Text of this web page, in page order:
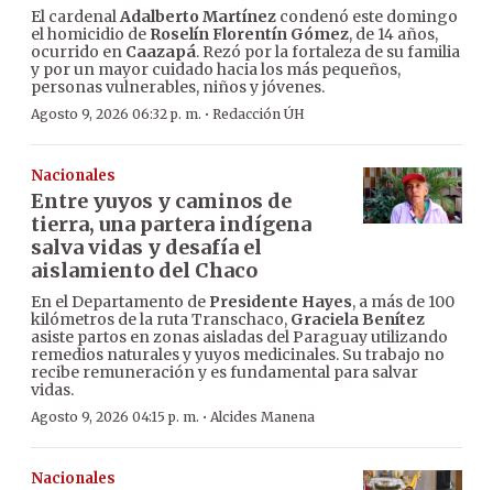
El cardenalAdalberto Martínez condenó este domingo
el homicidio de Roselín Florentín Gómez, de 14 años,
ocurrido en Caazapá. Rezó por la fortaleza de su familia
y por un mayor cuidado hacia los más pequeños,
personas vulnerables, niños y jóvenes.
Agosto 9, 2026 06:32 p. m. · Redacción ÚH
Nacionales
Entre yuyos y caminos de
tierra, una partera indígena
salva vidas y desafía el
aislamiento del Chaco
En el Departamento de Presidente Hayes, a más de 100
kilómetros de la ruta Transchaco, Graciela Benítez
asiste partos en zonas aisladas del Paraguay utilizando
remedios naturales y yuyos medicinales. Su trabajo no
recibe remuneración y es fundamental para salvar
vidas.
Agosto 9, 2026 04:15 p. m. · Alcides Manena
Nacionales